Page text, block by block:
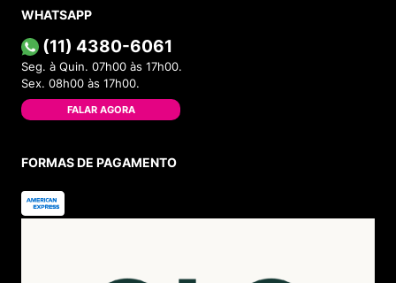
WHATSAPP
(11) 4380-6061
Seg. à Quin. 07h00 às 17h00.
Sex. 08h00 às 17h00.
FALAR AGORA
FORMAS DE PAGAMENTO